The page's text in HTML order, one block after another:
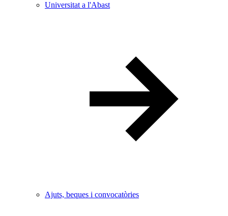
Universitat a l'Abast
Ajuts, beques i convocatòries